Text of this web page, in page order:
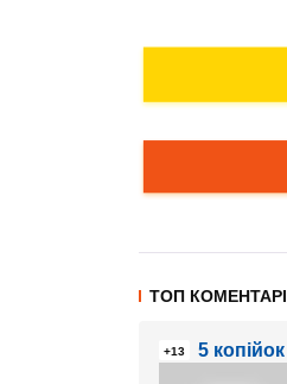
ТОП КОМЕНТАРІ
+13 5 копійок